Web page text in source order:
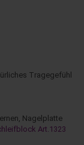
Tragegefühl
Nagelplatte
Art.1323